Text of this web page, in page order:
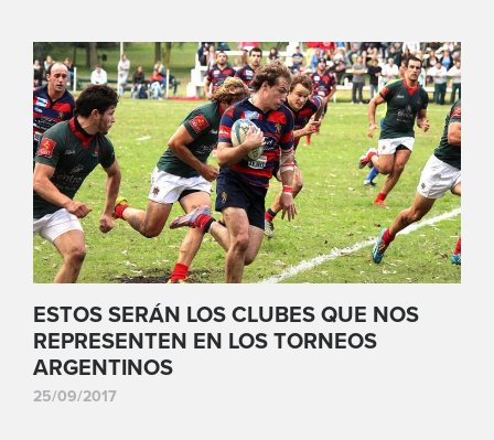
ESTOS SERÁN LOS CLUBES QUE NOS
REPRESENTEN EN LOS TORNEOS
ARGENTINOS
25/09/2017